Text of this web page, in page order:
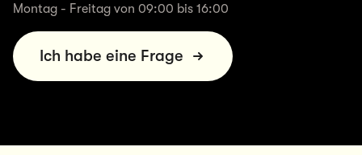
Montag - Freitag von 09:00 bis 16:00
Ich habe eine Frage